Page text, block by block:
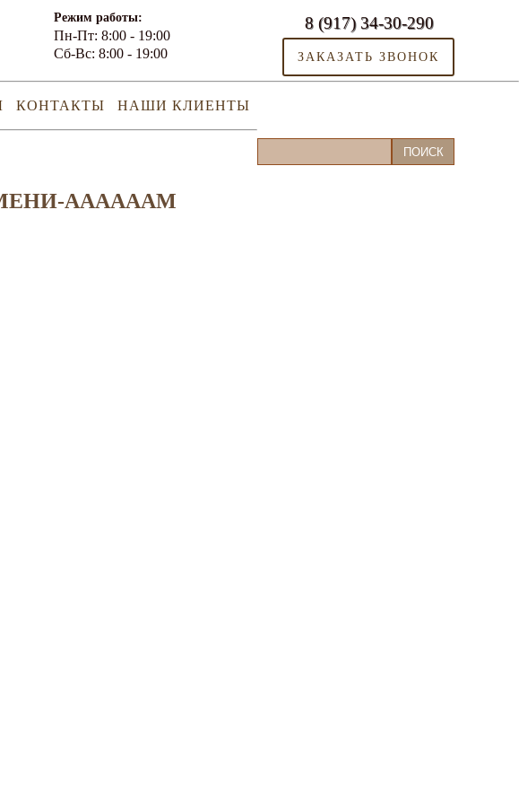
Режим работы:
Пн-Пт: 8:00 - 19:00
Сб-Вс: 8:00 - 19:00
8 (917) 34-30-290
ЗАКАЗАТЬ ЗВОНОК
КОНТАКТЫ НАШИ КЛИЕНТЫ
ААААААМ